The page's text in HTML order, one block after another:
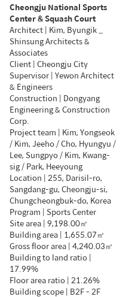
Cheongju National Sports
Center & Squash Court
Architect | Kim, Byungik _
Shinsung Architects &
Associates
Client | Cheongju City
Supervisor | Yewon Architect
& Engineers
Construction | Dongyang
Engineering & Construction
Corp.
Project team | Kim, Yongseok
/ Kim, Jeeho / Cho, Hyungyu /
Lee, Sungpyo / Kim, Kwang-
sig / Park, Heeyoung
Location | 255, Darisil-ro,
Sangdang-gu, Cheongju-si,
Chungcheongbuk-do, Korea
Program | Sports Center
Site area | 9,198.00㎡
Building area | 1,655.07㎡
Gross floor area | 4,240.03㎡
Building to land ratio |
17.99%
Floor area ratio | 21.26%
Building scope | B2F - 2F